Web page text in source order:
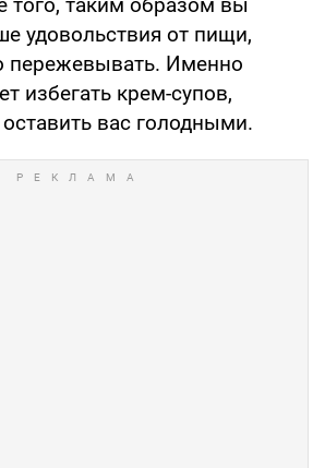
удовольствия от пищи,
пережевывать. Именно
избегать крем-супов,
вас голодными.